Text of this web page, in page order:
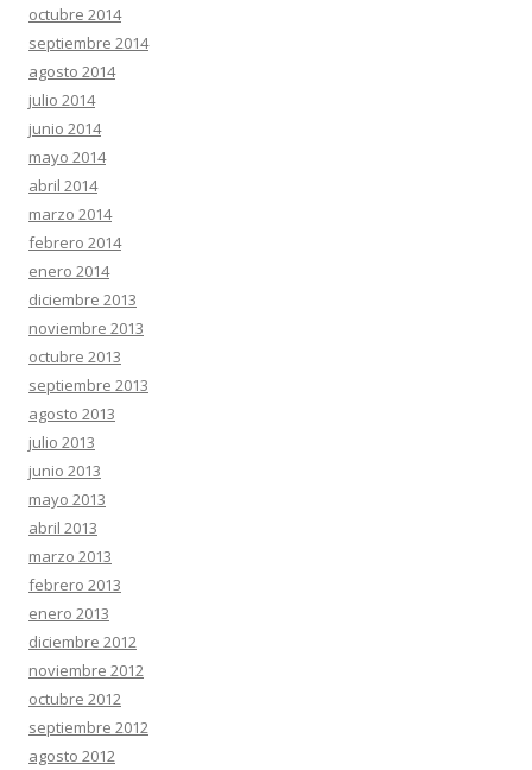
octubre 2014
septiembre 2014
agosto 2014
julio 2014
junio 2014
mayo 2014
abril 2014
marzo 2014
febrero 2014
enero 2014
diciembre 2013
noviembre 2013
octubre 2013
septiembre 2013
agosto 2013
julio 2013
junio 2013
mayo 2013
abril 2013
marzo 2013
febrero 2013
enero 2013
diciembre 2012
noviembre 2012
octubre 2012
septiembre 2012
agosto 2012